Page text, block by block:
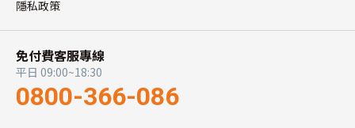
隱私政策
免付費客服專線
平日 09:00~18:30
0800-366-086